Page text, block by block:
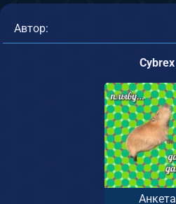
Автор:
Cybrex
Анкета